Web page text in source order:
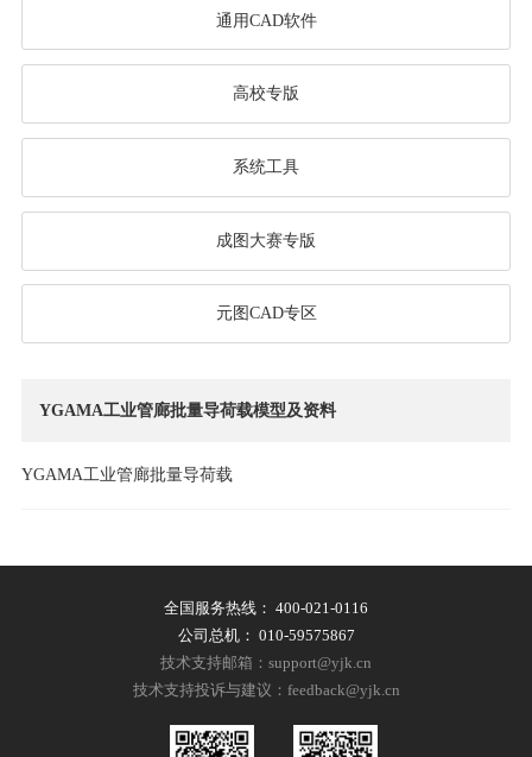
通用CAD软件
高校专版
系统工具
成图大赛专版
元图CAD专区
YGAMA工业管廊批量导荷载模型及资料
YGAMA工业管廊批量导荷载
全国服务热线： 400-021-0116
公司总机： 010-59575867
技术支持邮箱：support@yjk.cn
技术支持投诉与建议：feedback@yjk.cn